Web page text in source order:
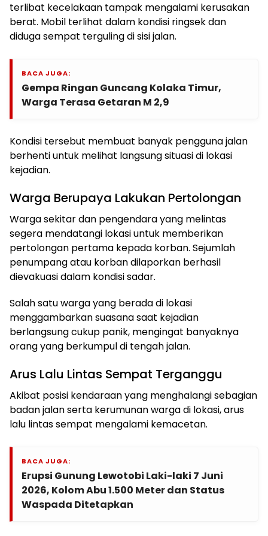
terlibat kecelakaan tampak mengalami kerusakan
berat. Mobil terlihat dalam kondisi ringsek dan
diduga sempat terguling di sisi jalan.
BACA JUGA:
Gempa Ringan Guncang Kolaka Timur,
Warga Terasa Getaran M 2,9
Kondisi tersebut membuat banyak pengguna jalan
berhenti untuk melihat langsung situasi di lokasi
kejadian.
Warga Berupaya Lakukan Pertolongan
Warga sekitar dan pengendara yang melintas
segera mendatangi lokasi untuk memberikan
pertolongan pertama kepada korban. Sejumlah
penumpang atau korban dilaporkan berhasil
dievakuasi dalam kondisi sadar.
Salah satu warga yang berada di lokasi
menggambarkan suasana saat kejadian
berlangsung cukup panik, mengingat banyaknya
orang yang berkumpul di tengah jalan.
Arus Lalu Lintas Sempat Terganggu
Akibat posisi kendaraan yang menghalangi sebagian
badan jalan serta kerumunan warga di lokasi, arus
lalu lintas sempat mengalami kemacetan.
BACA JUGA:
Erupsi Gunung Lewotobi Laki-laki 7 Juni
2026, Kolom Abu 1.500 Meter dan Status
Waspada Ditetapkan